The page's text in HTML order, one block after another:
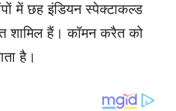
में छह इंडियन स्पेक्टाकल्ड
शामिल हैं। कॉमन करैत को
है।